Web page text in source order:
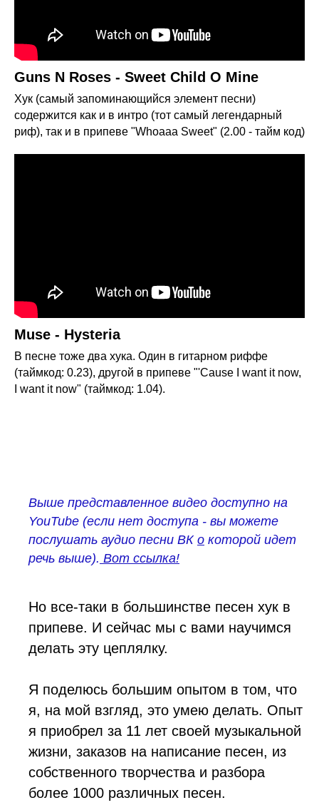
Guns N Roses - Sweet Child O Mine
Хук (самый запоминающийся элемент песни)
содержится как и в интро (тот самый легендарный
риф), так и в припеве "Whoaaa Sweet" (2.00 - тайм код)
Muse - Hysteria
В песне тоже два хука. Один в гитарном риффе
(таймкод: 0.23), другой в припеве "'Cause I want it now,
I want it now" (таймкод: 1.04).
Выше представленное видео доступно на
YouTube (если нет доступа - вы можете
послушать аудио песни ВК о которой идет
речь выше). Вот ссылка!
Но все-таки в большинстве песен хук в
припеве. И сейчас мы с вами научимся
делать эту цеплялку.
Я поделюсь большим опытом в том, что
я, на мой взгляд, это умею делать. Опыт
я приобрел за 11 лет своей музыкальной
жизни, заказов на написание песен, из
собственного творчества и разбора
более 1000 различных песен.